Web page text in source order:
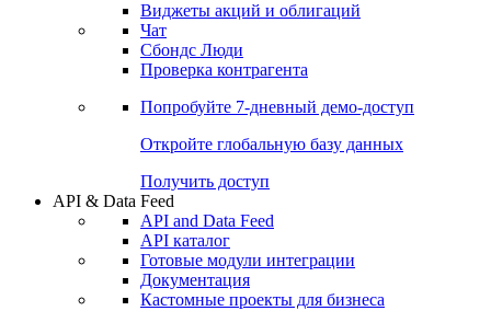
Виджеты акций и облигаций
Чат
Сбондс Люди
Проверка контрагента
Попробуйте 7-дневный демо-доступ
Откройте глобальную базу данных
Получить доступ
API & Data Feed
API and Data Feed
API каталог
Готовые модули интеграции
Документация
Кастомные проекты для бизнеса